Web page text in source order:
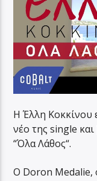
Η Έλλη Κοκκίνου
νέο της single και
“Όλα Λάθος“.
Ο Doron Medalie,